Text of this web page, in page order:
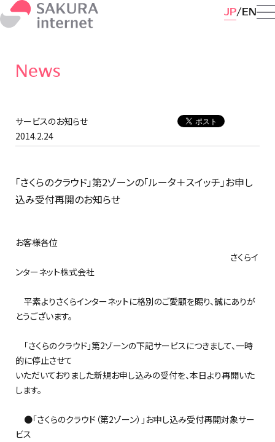
JP EN
News
サービスのお知らせ
2014.2.24
「さくらのクラウド」第2ゾーンの「ルータ＋スイッチ」お申し
込み受付再開のお知らせ
お客様各位
さくらイ
ンターネット株式会社
平素よりさくらインターネットに格別のご愛顧を賜り、誠にありが
とうございます。
「さくらのクラウド」第2ゾーンの下記サービスにつきまして、一時
的に停止させて
いただいておりました新規お申し込みの受付を、本日より再開いた
します。
●「さくらのクラウド（第2ゾーン）」お申し込み受付再開対象サー
ビス